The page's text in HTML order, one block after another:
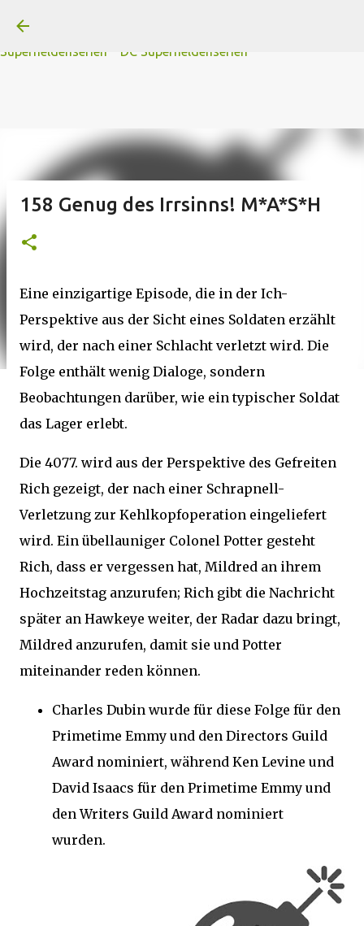
N
Superheldenserien
DC Superheldenserien
158 Genug des Irrsinns! M*A*S*H
Eine einzigartige Episode, die in der Ich-
Perspektive aus der Sicht eines Soldaten erzählt
wird, der nach einer Schlacht verletzt wird. Die
Folge enthält wenig Dialoge, sondern
Beobachtungen darüber, wie ein typischer Soldat
das Lager erlebt.
Die 4077. wird aus der Perspektive des Gefreiten
Rich gezeigt, der nach einer Schrapnell-
Verletzung zur Kehlkopfoperation eingeliefert
wird. Ein übellauniger Colonel Potter gesteht
Rich, dass er vergessen hat, Mildred an ihrem
Hochzeitstag anzurufen; Rich gibt die Nachricht
später an Hawkeye weiter, der Radar dazu bringt,
Mildred anzurufen, damit sie und Potter
miteinander reden können.
Charles Dubin wurde für diese Folge für den
Primetime Emmy und den Directors Guild
Award nominiert, während Ken Levine und
David Isaacs für den Primetime Emmy und
den Writers Guild Award nominiert
wurden.